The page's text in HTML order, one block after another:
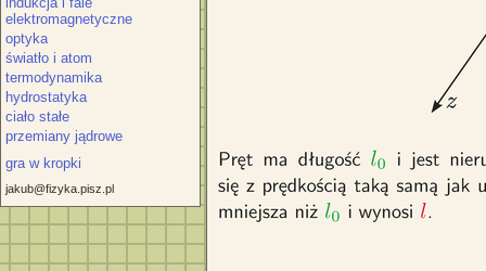
elektromagnetyczne
optyka
światło i atom
termodynamika
hydrostatyka
ciało stałe
przemiany jądrowe
gra w kropki
jakub@fizyka.pisz.pl